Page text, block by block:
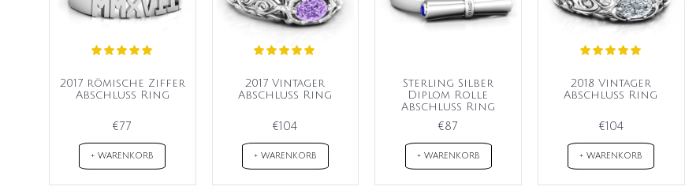
2017 römische Ziffer
Abschluss Ring
€77
+ WARENKORB
2017 Vintager
Abschluss Ring
€104
+ WARENKORB
Sterling Silber
Diplom Rolle
Abschluss Ring
€87
+ WARENKORB
2018 Vintager
Abschluss Ring
€104
+ WARENKORB